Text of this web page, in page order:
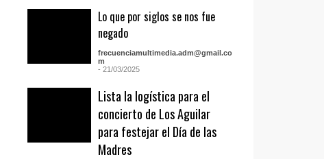
Lo que por siglos se nos fue
negado
frecuenciamultimedia.adm@gmail.co
m
- 21/03/2025
Lista la logística para el
concierto de Los Aguilar
para festejar el Día de las
Madres